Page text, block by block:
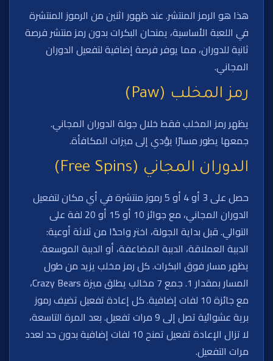
هذا هو الرمز المنتشر. عند ظهور اثنين من الرموز المنتشرة
في اللعبة الأساسية، يمنحان البكرات بدون رمز منتشر فرصة
ثانية للدوران، مما يوفر فرصة إضافية لتفعيل الدوران
المجاني.
رمز المخلب (Paw)
يظهر رمز المخلب فقط خلال جولة الدوران المجاني.
جمعها يطور مسارًا يؤدي إلى ميزات المكافأة.
الدوران المجاني (Free Spins)
حصل على 3 أو 4 أو 5 رموز منتشرة في أي مكان لتفعيل
الدوران المجاني، مع جوائز 10 أو 15 أو 20 لفة على
التوالي. قبل بداية الجولة، اختر واحدًا من ثلاثة أوعية:
الدببة العملاقة، الدببة المضاعفة، أو الدببة الموسعة.
يظهر مسار فوق البكرات. كل رمز مخلب يزيد من طول
المسار بمقدار 1. جمع 7 مخالب يطلق ميزة Crazy Bears،
مع جائزة 10 لفات إضافية. كل إعادة تفعيل تضيف رموز
برية عشوائية تصل إلى 9 مرات تفعيل. بعد المرة التاسعة،
لا تزال الإعادة تفعيل تمنح 10 لفات إضافية بدون حد لعدد
مرات التفعيل.